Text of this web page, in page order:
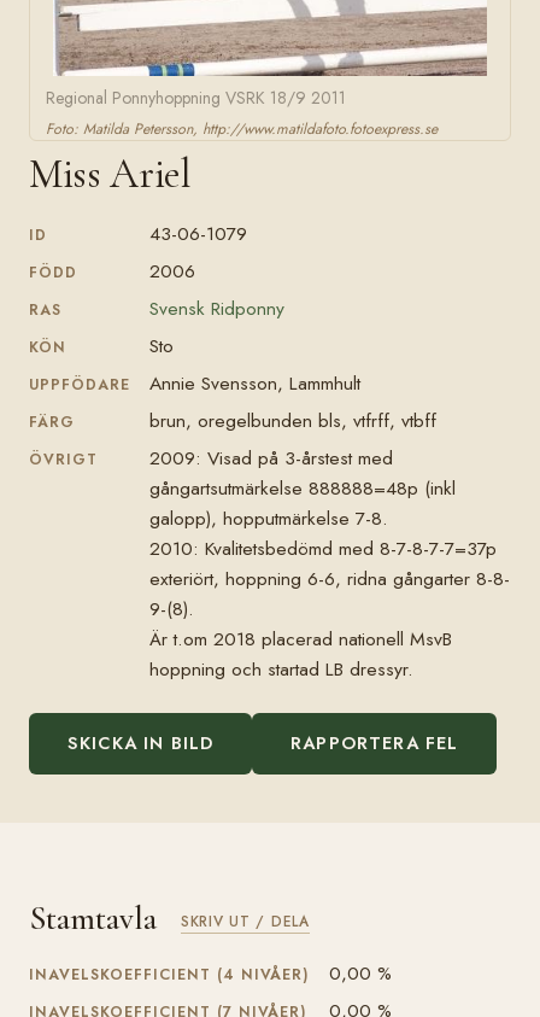
Regional Ponnyhoppning VSRK 18/9 2011
Foto: Matilda Petersson, http://www.matildafoto.fotoexpress.se
Miss Ariel
ID 43-06-1079
FÖDD 2006
RAS Svensk Ridponny
KÖN Sto
UPPFÖDARE Annie Svensson, Lammhult
FÄRG brun, oregelbunden bls, vtfrff, vtbff
ÖVRIGT
2009: Visad på 3-årstest med
gångartsutmärkelse 888888=48p (inkl
galopp), hopputmärkelse 7-8.
2010: Kvalitetsbedömd med 8-7-8-7-7=37p
exteriört, hoppning 6-6, ridna gångarter 8-8-
9-(8).
Är t.om 2018 placerad nationell MsvB
hoppning och startad LB dressyr.
SKICKA IN BILD RAPPORTERA FEL
Stamtavla SKRIV UT / DELA
INAVELSKOEFFICIENT (4 NIVÅER) 0,00 %
INAVELSKOEFFICIENT (7 NIVÅER) 0,00 %